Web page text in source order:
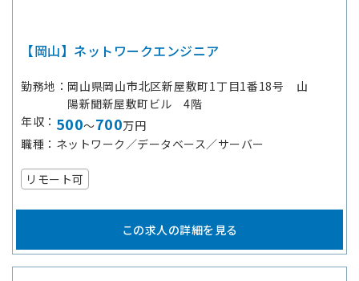
【岡山】ネットワークエンジニア
勤務地
岡山県岡山市北区新屋敷町1丁目1番18号 山
陽新聞新屋敷町ビル 4階
年収
500～700万円
職種
ネットワーク／データベース／サーバー
リモート可
この求人の詳細を見る